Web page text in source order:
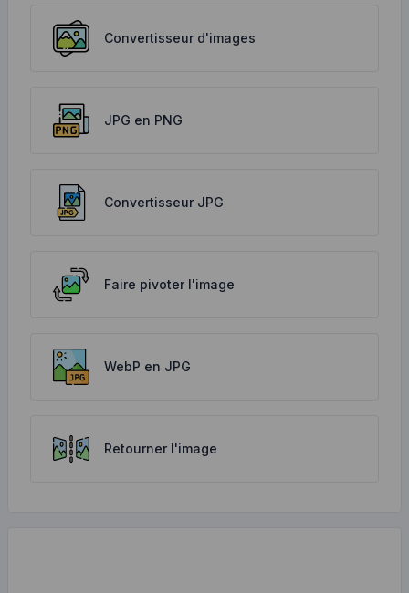
Convertisseur d'images
JPG en PNG
Convertisseur JPG
Faire pivoter l'image
WebP en JPG
Retourner l'image